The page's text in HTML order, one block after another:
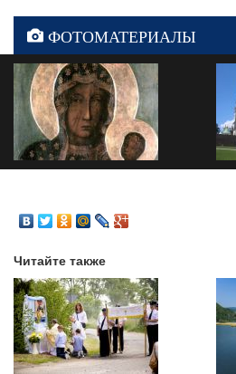
ФОТОМАТЕРИАЛЫ
Читайте также